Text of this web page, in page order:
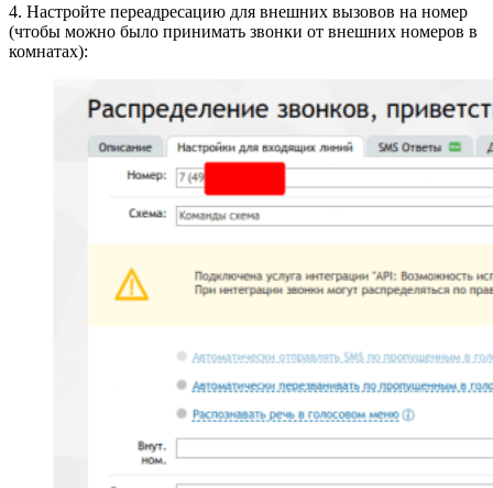
4. Настройте переадресацию для внешних вызовов на номер
(чтобы можно было принимать звонки от внешних номеров в
комнатах):